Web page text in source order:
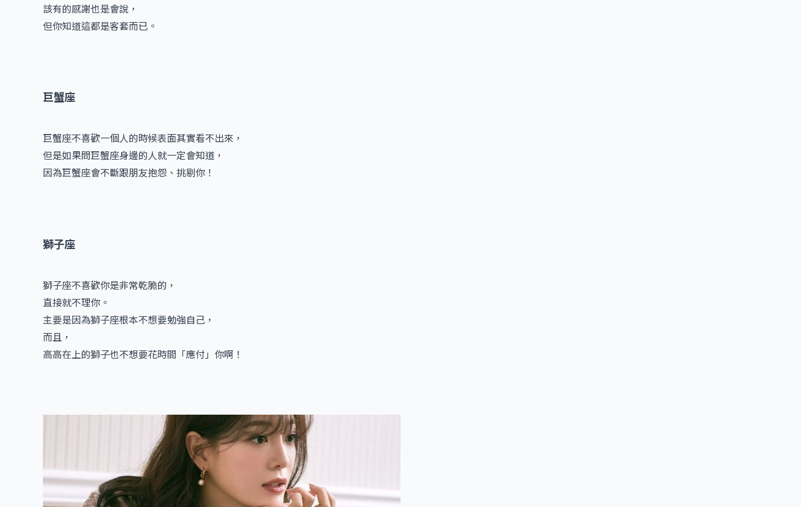
該有的感謝也是會說，
但你知道這都是客套而已。
巨蟹座
巨蟹座不喜歡一個人的時候表面其實看不出來，
但是如果問巨蟹座身邊的人就一定會知道，
因為巨蟹座會不斷跟朋友抱怨、挑剔你！
獅子座
獅子座不喜歡你是非常乾脆的，
直接就不理你。
主要是因為獅子座根本不想要勉強自己，
而且，
高高在上的獅子也不想要花時間「應付」你啊！